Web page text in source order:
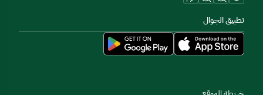
تطبيق الجوال